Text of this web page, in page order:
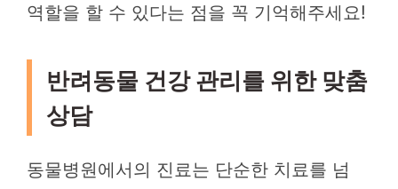
역할을 할 수 있다는 점을 꼭 기억해주세요!
반려동물 건강 관리를 위한 맞춤
상담
동물병원에서의 진료는 단순한 치료를 넘